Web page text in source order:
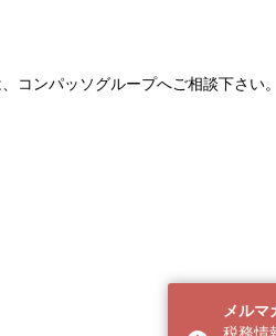
コンパッソグループへご相談下さい。
メルマ